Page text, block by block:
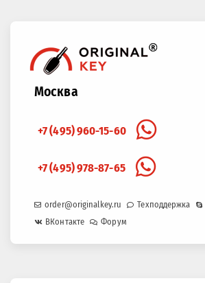
Москва
+7 (495) 960-15-60
+7 (495) 978-87-65
order@originalkey.ru Техподдержка
ВКонтакте
Форум